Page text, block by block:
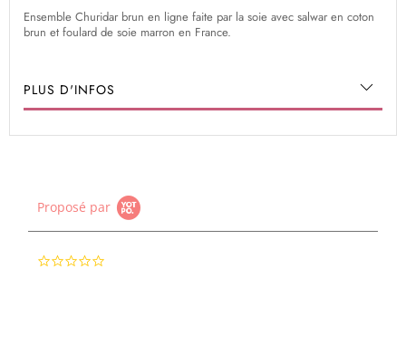
Ensemble Churidar brun en ligne faite par la soie avec salwar en coton
brun et foulard de soie marron en France.
PLUS D'INFOS
Proposé par